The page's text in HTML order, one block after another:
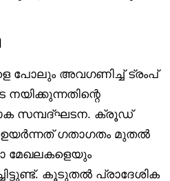
പോലും അവഗണിച്ച് ട്രംപ്
നയിക്കുന്നതിന്റെ
സമ്പദ്ഘടന. ക്രൂഡ്
ഗതാഗതം മുതൽ
മേഖലകളെയും
കൂടുതൽ പ്രാദേശിക